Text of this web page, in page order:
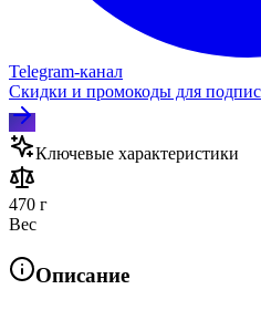
Telegram‑канал
Скидки и промокоды для
Ключевые характеристики
470 г
Вес
Описание